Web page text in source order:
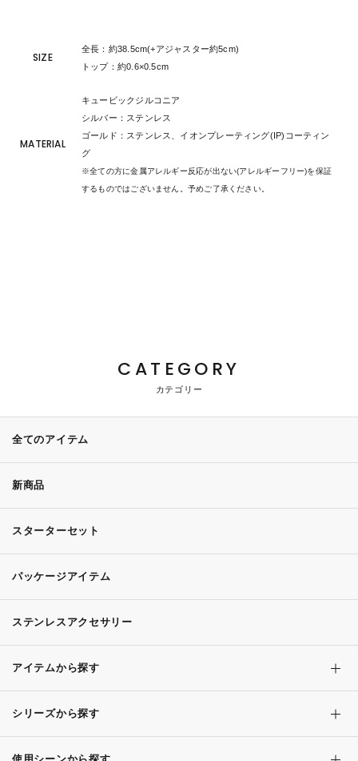
SIZE
全長：約38.5cm(+アジャスター約5cm)
トップ：約0.6×0.5cm
MATERIAL
キュービックジルコニア
シルバー：ステンレス
ゴールド：ステンレス、イオンプレーティング(IP)コーティン
グ
※全ての方に金属アレルギー反応が出ない(アレルギーフリー)を保証
するものではございません。予めご了承ください。
CATEGORY
カテゴリー
全てのアイテム
新商品
スターターセット
パッケージアイテム
ステンレスアクセサリー
アイテムから探す
シリーズから探す